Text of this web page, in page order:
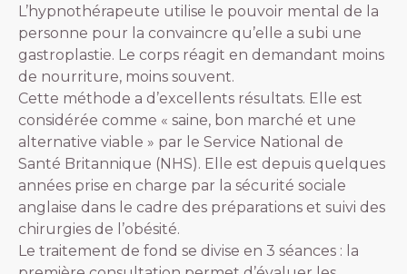
L’hypnothérapeute utilise le pouvoir mental de la
personne pour la convaincre qu’elle a subi une
gastroplastie. Le corps réagit en demandant moins
de nourriture, moins souvent.
Cette méthode a d’excellents résultats. Elle est
considérée comme « saine, bon marché et une
alternative viable » par le Service National de
Santé Britannique (NHS). Elle est depuis quelques
années prise en charge par la sécurité sociale
anglaise dans le cadre des préparations et suivi des
chirurgies de l’obésité.
Le traitement de fond se divise en 3 séances : la